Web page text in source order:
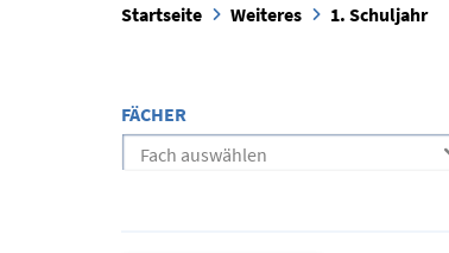
Startseite Weiteres 1. Schuljahr
FÄCHER
Fach auswählen